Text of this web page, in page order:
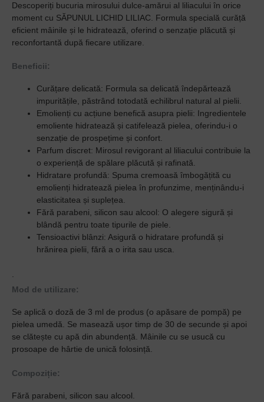
Descoperiți bucuria mirosului dulce-amărui al liliacului în orice
moment cu SĂPUNUL LICHID LILIAC. Formula specială curăță
eficient mâinile și le hidratează, oferind o senzație plăcută și
reconfortantă după fiecare utilizare.
Beneficii:
Curățare delicată: Formula sa delicată îndepărtează
impuritățile, păstrând totodată echilibrul natural al pielii.
Emolienți cu acțiune benefică asupra pielii: Ingredientele
emoliente hidratează și catifelează pielea, oferindu-i o
senzație de prospețime și confort.
Parfum discret: Mirosul revigorant al liliacului contribuie la
o experiență de spălare plăcută și rafinată.
Hidratare profundă: Spuma cremoasă îmbogățită cu
emolienți hidratează pielea în profunzime, menținându-i
elasticitatea și suplețea.
Fără parabeni, silicon sau alcool: O alegere sigură și
blândă pentru toate tipurile de piele.
Tensioactivi blânzi: Asigură o hidratare profundă și
hrănirea pielii, fără a o irita sau usca.
.
Mod de utilizare:
Se aplică o doză de 3 ml de produs (o apăsare de pompă) pe
pielea umedă. Se masează ușor timp de 30 de secunde și apoi
se clătește cu apă din abundență. Mâinile cu se usucă cu
prosoape de hârtie de unică folosință.
Compoziție:
Fără parabeni, silicon sau alcool.